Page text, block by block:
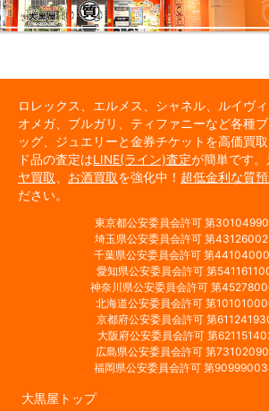
ロレックス、エルメス、シャネル、ルイヴィ
オメガ、ブルガリ、ティファニーなど各種
ッグ、ジュエリーと金券チケットを高価買
ド品の査定はLINE(ライン)査定が簡単です。
ヤ買取
お酒買取を強化中！ 超低金利な質預
ださい。
東京都公安委員会許可 第
埼玉県公安委員会許可 第
千葉県公安委員会許可 第
愛知県公安委員会許可 第
神奈川県公安委員会許可 第
北海道公安委員会許可 第
京都府公安委員会許可 第
大阪府公安委員会許可 第
広島県公安委員会許可 第
福岡県公安委員会許可 第
大黒屋トップ